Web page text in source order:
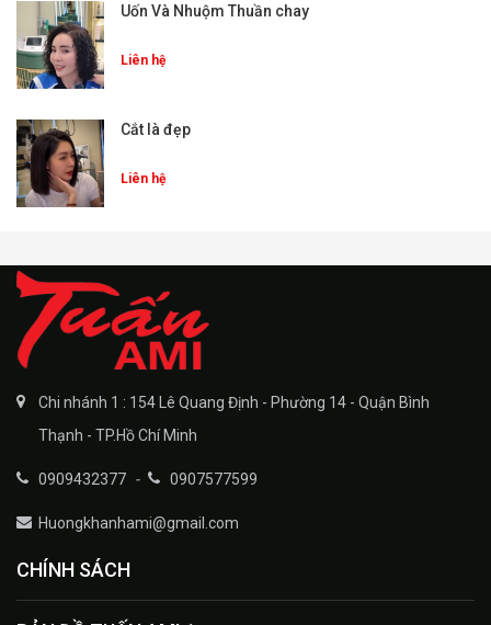
Uốn Và Nhuộm Thuần chay
Liên hệ
Cắt là đẹp
Liên hệ
Chi nhánh 1 : 154 Lê Quang Định - Phường 14 - Quận Bình
Thạnh - TP.Hồ Chí Minh
0909432377 - 0907577599
Huongkhanhami@gmail.com
CHÍNH SÁCH